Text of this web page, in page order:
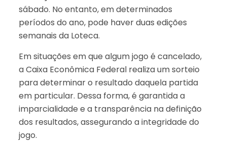
sábado. No entanto, em determinados
períodos do ano, pode haver duas edições
semanais da Loteca.
Em situações em que algum jogo é cancelado,
a Caixa Econômica Federal realiza um sorteio
para determinar o resultado daquela partida
em particular. Dessa forma, é garantida a
imparcialidade e a transparência na definição
dos resultados, assegurando a integridade do
jogo.